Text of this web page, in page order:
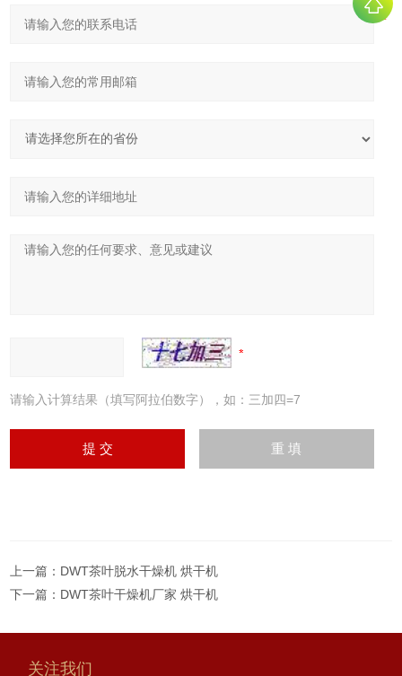
请输入计算结果（填写阿拉伯数字），如：三加四=7
上一篇： DWT茶叶脱水干燥机 烘干机
下一篇： DWT茶叶干燥机厂家 烘干机
关注我们